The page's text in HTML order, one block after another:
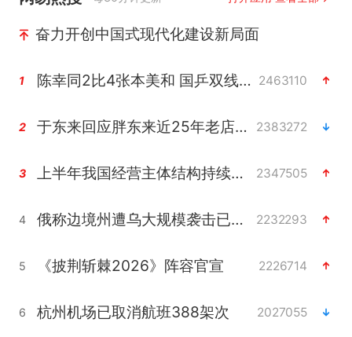
奋力开创中国式现代化建设新局面
1 陈幸同2比4张本美和 国乒双线丢冠 2463110
2 于东来回应胖东来近25年老店年底关闭 2383272
3 上半年我国经营主体结构持续优化 2347505
4 俄称边境州遭乌大规模袭击已致13伤 2232293
5 《披荆斩棘2026》阵容官宣 2226714
6 杭州机场已取消航班388架次 2027055